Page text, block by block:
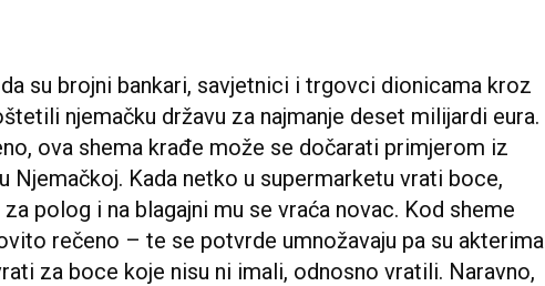
su brojni bankari, savjetnici i trgovci dionicama kroz
njemačku državu za najmanje deset milijardi eura.
ova shema krađe može se dočarati primjerom iz
Njemačkoj. Kada netko u supermarketu vrati boce,
polog i na blagajni mu se vraća novac. Kod sheme
rečeno – te se potvrde umnožavaju pa su akterima
za boce koje nisu ni imali, odnosno vratili. Naravno,